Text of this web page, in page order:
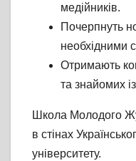
медійників.
Почерпнуть
необхідними
Отримають
та знайомих
Школа Молодого
в стінах
університету.